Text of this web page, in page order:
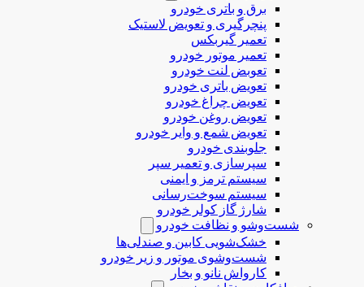
برق و باتری خودرو
پنچرگیری و تعویض لاستیک
تعمیر گیربکس
تعمیر موتور خودرو
تعوبض لنت خودرو
تعویض باتری خودرو
تعویض چراغ خودرو
تعویض روغن خودرو
تعویض شمع و وایر خودرو
جلوبندی خودرو
سپرسازی و تعمیر سپر
سیستم ترمز و ایمنی
سیستم سوخت‌رسانی
شارژ گاز کولر خودرو
شست‌وشو و نظافت خودرو
خشک‌شویی کابین و صندلی‌ها
شست‌وشوی موتور و زیر خودرو
کارواش نانو و بخار